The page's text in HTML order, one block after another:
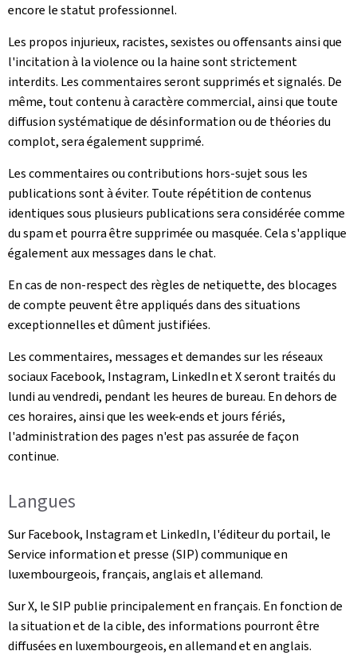
encore le statut professionnel.
Les propos injurieux, racistes, sexistes ou offensants ainsi que
l'incitation à la violence ou la haine sont strictement
interdits. Les commentaires seront supprimés et signalés. De
même, tout contenu à caractère commercial, ainsi que toute
diffusion systématique de désinformation ou de théories du
complot, sera également supprimé.
Les commentaires ou contributions hors-sujet sous les
publications sont à éviter. Toute répétition de contenus
identiques sous plusieurs publications sera considérée comme
du spam et pourra être supprimée ou masquée. Cela s'applique
également aux messages dans le chat.
En cas de non-respect des règles de netiquette, des blocages
de compte peuvent être appliqués dans des situations
exceptionnelles et dûment justifiées.
Les commentaires, messages et demandes sur les réseaux
sociaux Facebook, Instagram, LinkedIn et X seront traités du
lundi au vendredi, pendant les heures de bureau. En dehors de
ces horaires, ainsi que les week-ends et jours fériés,
l'administration des pages n'est pas assurée de façon
continue.
Langues
Sur Facebook, Instagram et LinkedIn, l'éditeur du portail, le
Service information et presse (SIP) communique en
luxembourgeois, français, anglais et allemand.
Sur X, le SIP publie principalement en français. En fonction de
la situation et de la cible, des informations pourront être
diffusées en luxembourgeois, en allemand et en anglais.